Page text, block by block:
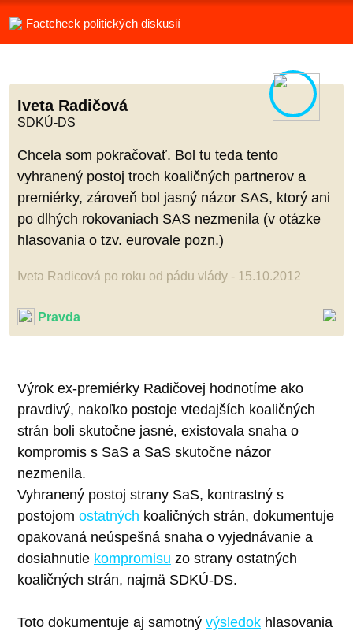
Factcheck politických diskusií
Iveta Radičová
SDKÚ-DS
Chcela som pokračovať. Bol tu teda tento
vyhranený postoj troch koaličných partnerov a
premiérky, zároveň bol jasný názor SAS, ktorý ani
po dlhých rokovaniach SAS nezmenila (v otázke
hlasovania o tzv. eurovale pozn.)
Iveta Radicová po roku od pádu vlády - 15.10.2012
Pravda
Výrok ex-premiérky Radičovej hodnotíme ako
pravdivý, nakoľko postoje vtedajších koaličných
strán boli skutočne jasné, existovala snaha o
kompromis s SaS a SaS skutočne názor
nezmenila.
Vyhranený postoj strany SaS, kontrastný s
postojom ostatných koaličných strán, dokumentuje
opakovaná neúspešná snaha o vyjednávanie a
dosiahnutie kompromisu zo strany ostatných
koaličných strán, najmä SDKÚ-DS.
Toto dokumentuje aj samotný výsledok hlasovania